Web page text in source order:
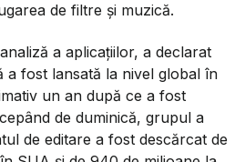
de filtre și muzică.
a aplicațiilor, a declarat
a fost lansată la nivel global în
un an după ce a fost
de duminică, grupul a
de editare a fost descărcat de